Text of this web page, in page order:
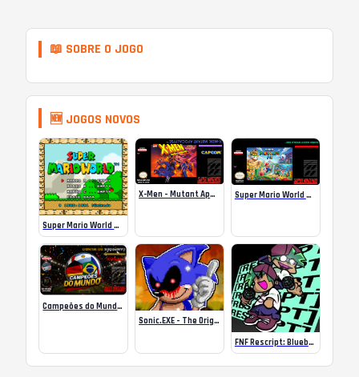
📖 SOBRE O JOGO
🆕 JOGOS NOVOS
Super Mario World SA-1 Online
X-Men – Mutant Apocalypse Rebalanced Online Super Mario World Mix Online
Campeões do Mundo (ISS) Online
Sonic.EXE – The Original Game Online
FNF Rescript: Blueballed